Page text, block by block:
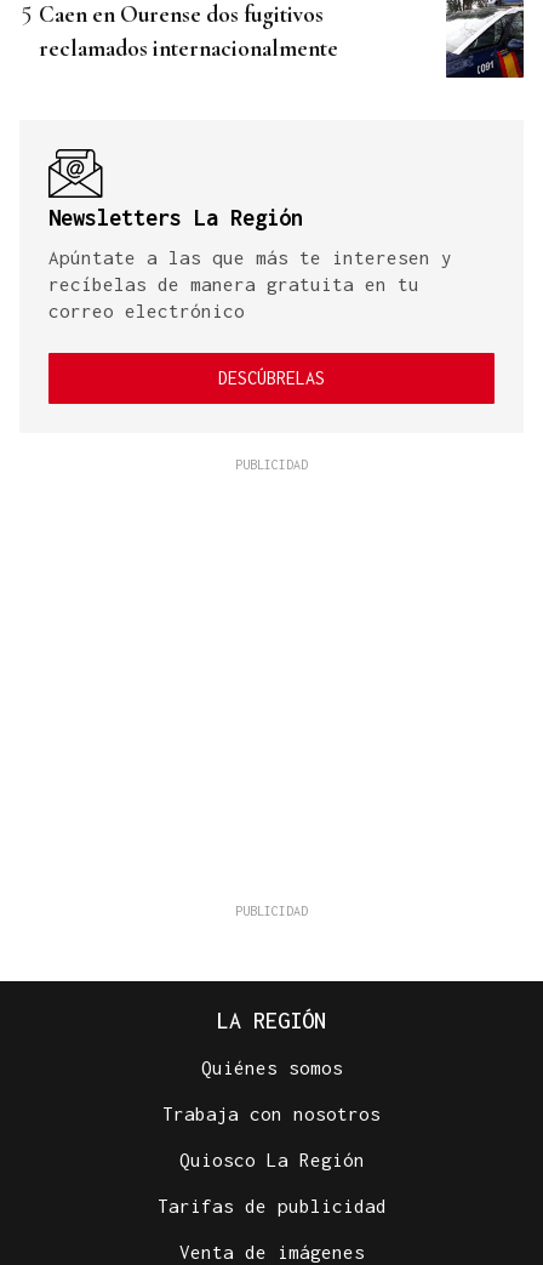
Caen en Ourense dos fugitivos
reclamados internacionalmente
Newsletters La Región
Apúntate a las que más te interesen y
recíbelas de manera gratuita en tu
correo electrónico
DESCÚBRELAS
LA REGIÓN
Quiénes somos
Trabaja con nosotros
Quiosco La Región
Tarifas de publicidad
Venta de imágenes